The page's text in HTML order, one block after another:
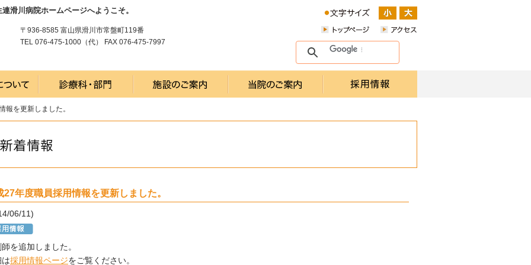
滑川病院ホームページへようこそ。
〒936-8585 富山県滑川市常盤町119番
TEL 076-475-1000（代） FAX 076-475-7997
報を更新しました。
27年度職員採用情報を更新しました。
06/11)
を追加しました。
採用情報ページをご覧ください。